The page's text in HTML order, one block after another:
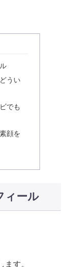
うい
でも
顔を
ィール
す。